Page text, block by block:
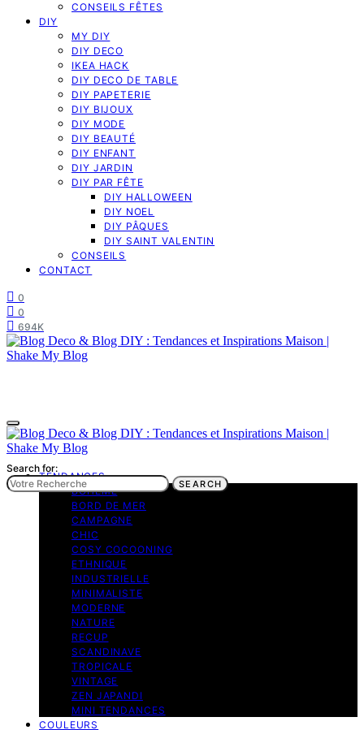
CONSEILS FÊTES
DIY
MY DIY
DIY DECO
IKEA HACK
DIY DECO DE TABLE
DIY PAPETERIE
DIY BIJOUX
DIY MODE
DIY BEAUTÉ
DIY ENFANT
DIY JARDIN
DIY PAR FÊTE
DIY HALLOWEEN
DIY NOEL
DIY PÂQUES
DIY SAINT VALENTIN
CONSEILS
CONTACT
0
0
694K
TENDANCES
BOHEME
BORD DE MER
CAMPAGNE
CHIC
COSY COCOONING
ETHNIQUE
INDUSTRIELLE
MINIMALISTE
MODERNE
NATURE
RECUP
SCANDINAVE
TROPICALE
VINTAGE
ZEN JAPANDI
MINI TENDANCES
COULEURS
Search for:
SEARCH